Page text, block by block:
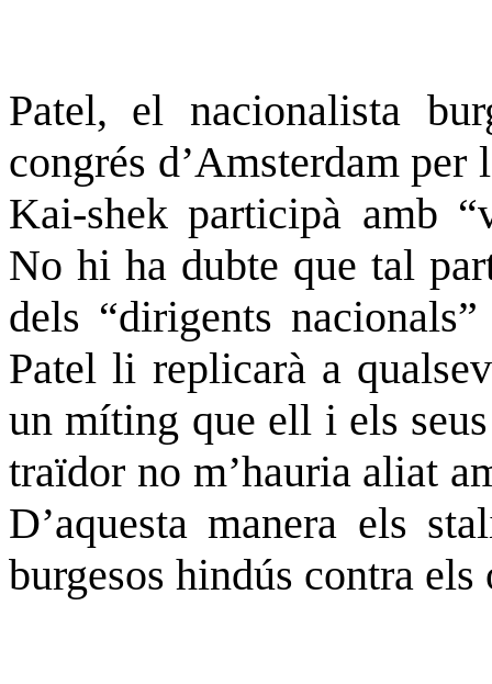
Patel, el nacionalista
congrés d’Amsterdam
Kai-shek participà amb “
No hi ha dubte que tal
dels “dirigents
Patel li replicarà a
un míting que ell i els
traïdor no m’hauria aliat
D’aquesta manera els
burgesos hindús contra els